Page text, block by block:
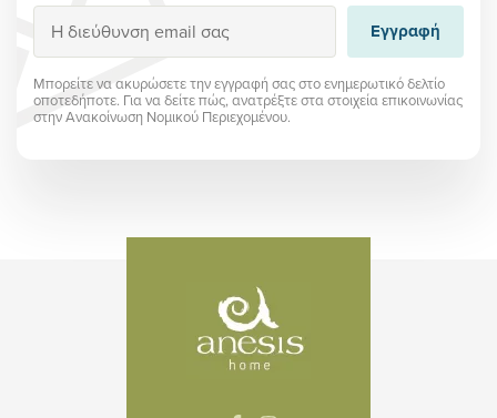
Εγγραφή
Εγγραφή
Μπορείτε να ακυρώσετε την εγγραφή σας στο ενημερωτικό δελτίο
οποτεδήποτε. Για να δείτε πώς, ανατρέξτε στα στοιχεία επικοινωνίας
στην Ανακοίνωση Νομικού Περιεχομένου.